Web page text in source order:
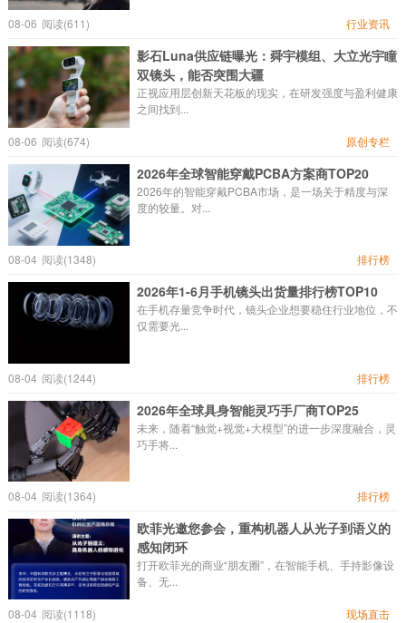
08-06 阅读(611) 行业资讯
影石Luna供应链曝光：舜宇模组、大立光宇瞳
双镜头，能否突围大疆
正视应用层创新天花板的现实，在研发强度与盈利健康
之间找到...
08-06 阅读(674) 原创专栏
2026年全球智能穿戴PCBA方案商TOP20
2026年的智能穿戴PCBA市场，是一场关于精度与深
度的较量。对...
08-04 阅读(1348) 排行榜
2026年1-6月手机镜头出货量排行榜TOP10
在手机存量竞争时代，镜头企业想要稳住行业地位，不
仅需要光...
08-04 阅读(1244) 排行榜
2026年全球具身智能灵巧手厂商TOP25
未来，随着“触觉+视觉+大模型”的进一步深度融合，灵
巧手将...
08-04 阅读(1364) 排行榜
欧菲光邀您参会，重构机器人从光子到语义的
感知闭环
打开欧菲光的商业“朋友圈”，在智能手机、手持影像设
备、无...
08-04 阅读(1118) 现场直击